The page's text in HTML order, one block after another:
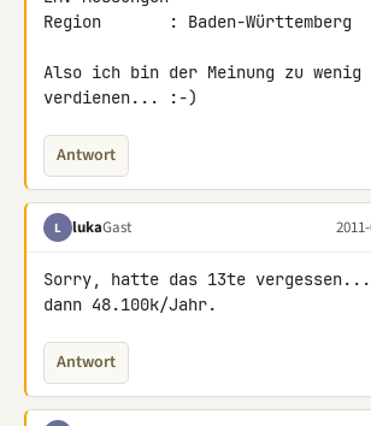
Region       : Baden-Württemberg
Also ich bin der Meinung zu wenig
verdienen... :-)
Antwort
L lukaGast
Sorry, hatte das 13te
dann 48.100k/Jahr.
Antwort